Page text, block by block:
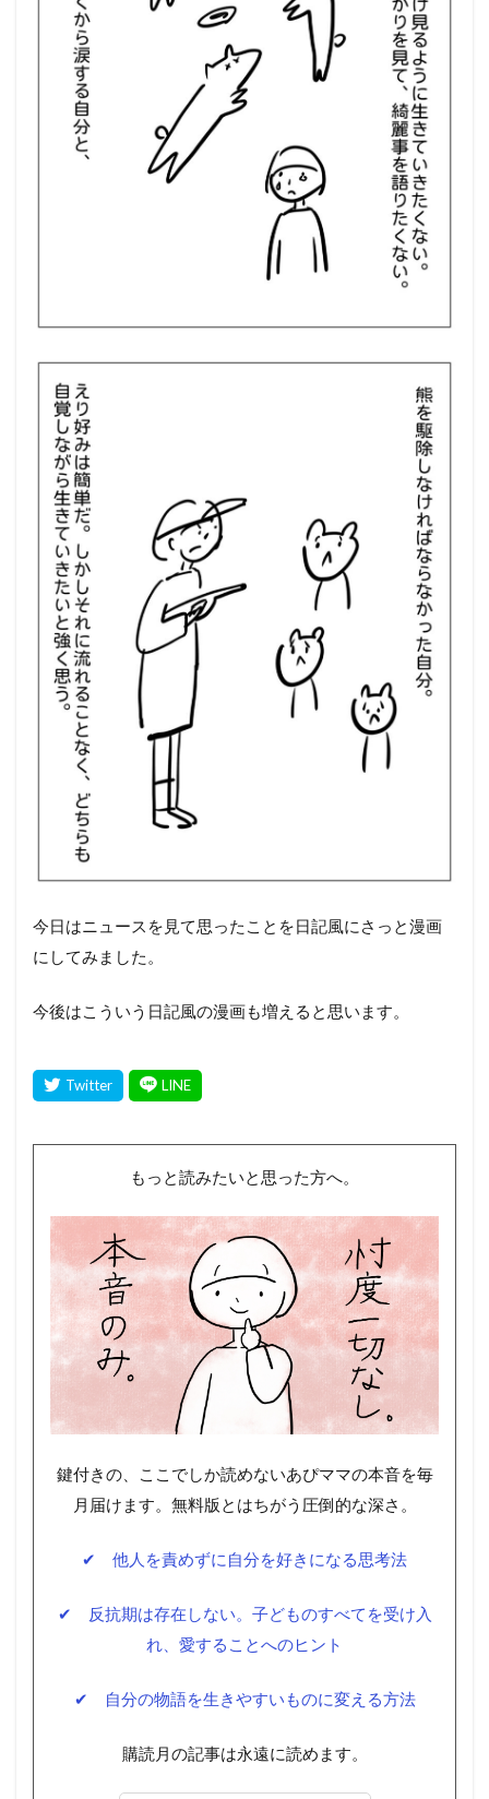
今日はニュースを見て思ったことを日記風にさっと漫画
にしてみました。
今後はこういう日記風の漫画も増えると思います。
もっと読みたいと思った方へ。
鍵付きの、ここでしか読めないあぴママの本音を毎
月届けます。無料版とはちがう圧倒的な深さ。
✔ 他人を責めずに自分を好きになる思考法
✔ 反抗期は存在しない。子どものすべてを受け入
れ、愛することへのヒント
✔ 自分の物語を生きやすいものに変える方法
購読月の記事は永遠に読めます。